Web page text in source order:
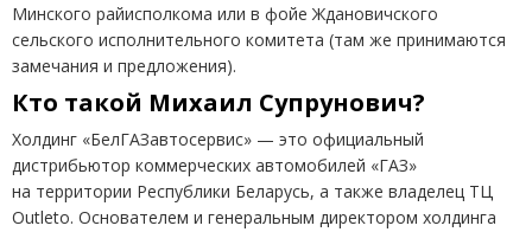
Минского райисполкома или в фойе Ждановичского
сельского исполнительного комитета (там же принимаются
замечания и предложения).
Кто такой Михаил Супрунович?
Холдинг «БелГАЗавтосервис» — это официальный
дистрибьютор коммерческих автомобилей «ГАЗ»
на территории Республики Беларусь, а также владелец ТЦ
Outleto. Основателем и генеральным директором холдинга